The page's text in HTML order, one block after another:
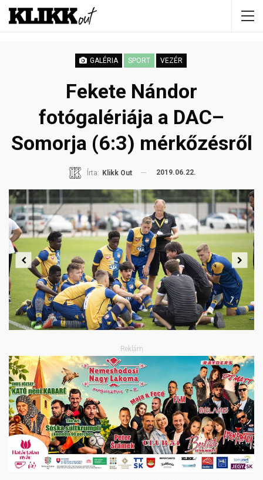
GALÉRIA SPORT VEZÉR
Fekete Nándor
fotógalériája a DAC–
Somorja (6:3) mérkőzésről
Írta: Klikk Out 2019.06.22.
Previous Next
Reklám